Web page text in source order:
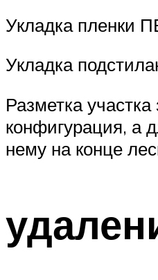
Укладка пленки
Укладка
Разметка
конфигурация, а
нему на конце